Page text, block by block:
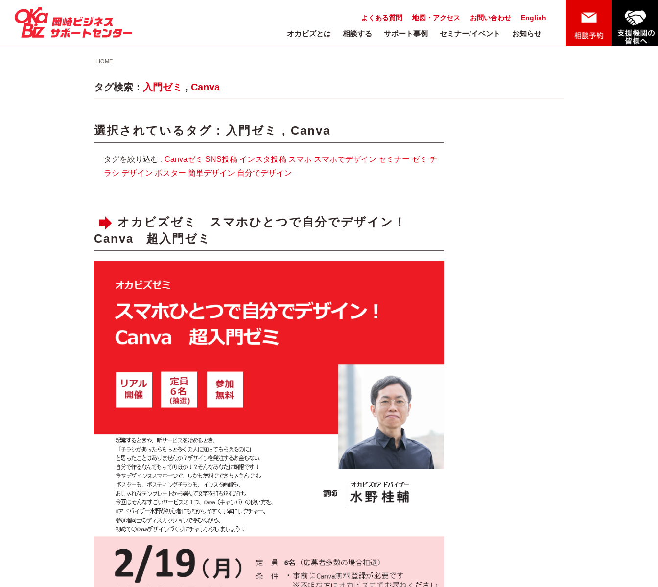
English
お問い合わせ
地図・アクセス
よくある質問
オカビズとは 相談する サポート事例 セミナー/イベント お知らせ
HOME
タグ検索： 入門ゼミ , Canva
選択されているタグ : 入門ゼミ , Canva
タグを絞り込む : Canvaゼミ SNS投稿 インスタ投稿 スマホ スマホでデザイン セミナー ゼミ チ
ラシ デザイン ポスター 簡単デザイン 自分でデザイン
オカビズゼミ スマホひとつで自分でデザイン！
Canva 超入門ゼミ